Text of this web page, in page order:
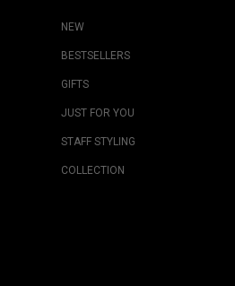
NEW
BESTSELLERS
GIFTS
JUST FOR YOU
STAFF STYLING
COLLECTION